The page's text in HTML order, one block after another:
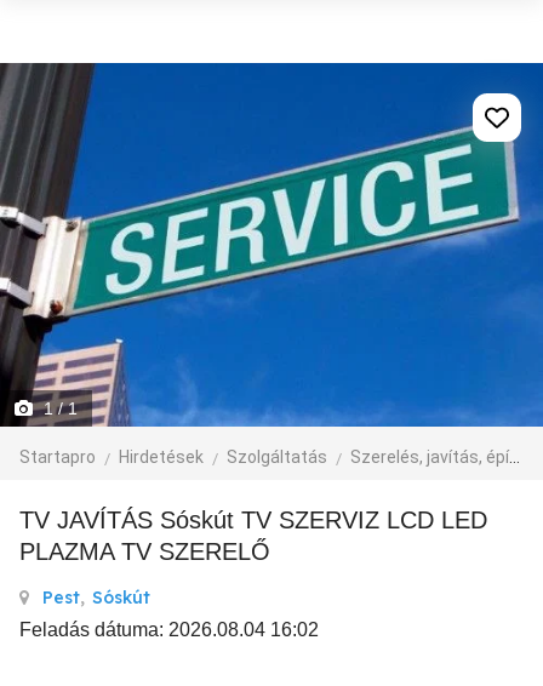
1 / 1
Startapro Hirdetések Szolgáltatás Szerelés, javítás, építkezés
TV JAVÍTÁS Sóskút TV SZERVIZ LCD LED
PLAZMA TV SZERELŐ
Pest, Sóskút
Feladás dátuma: 2026.08.04 16:02